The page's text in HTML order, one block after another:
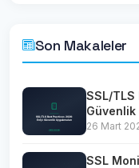
Son Makaleler
SSL/
Güvenlik
26 Mart
SSL